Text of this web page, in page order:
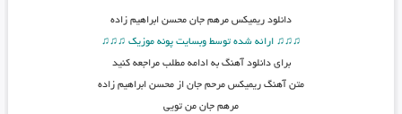
دانلود ریمیکس مرهم جان محسن ابراهیم زاده
♫♫♫ ارائه شده توسط وبسایت پونه موزیک ♫♫♫
برای دانلود آهنگ به ادامه مطلب مراجعه کنید
متن آهنگ ریمیکس مرحم جان از محسن ابراهیم زاده
مرهم جان من تویی